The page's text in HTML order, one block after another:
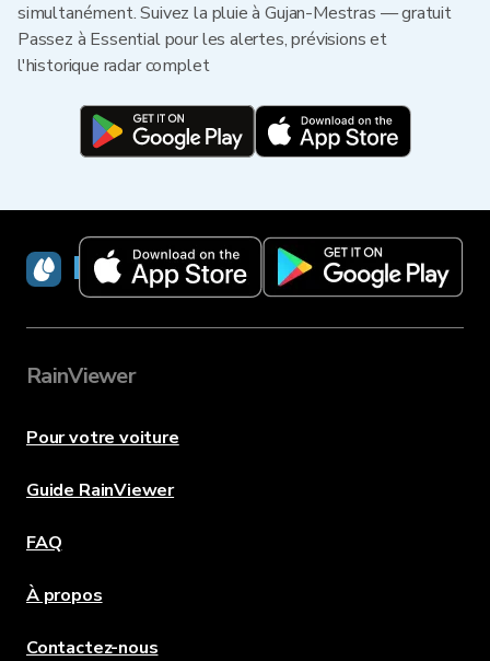
simultanément. Suivez la pluie à Gujan-Mestras — gratuit
Passez à Essential pour les alertes, prévisions et
l'historique radar complet
RainViewer
RainViewer
Pour votre voiture
Guide RainViewer
FAQ
À propos
Contactez-nous